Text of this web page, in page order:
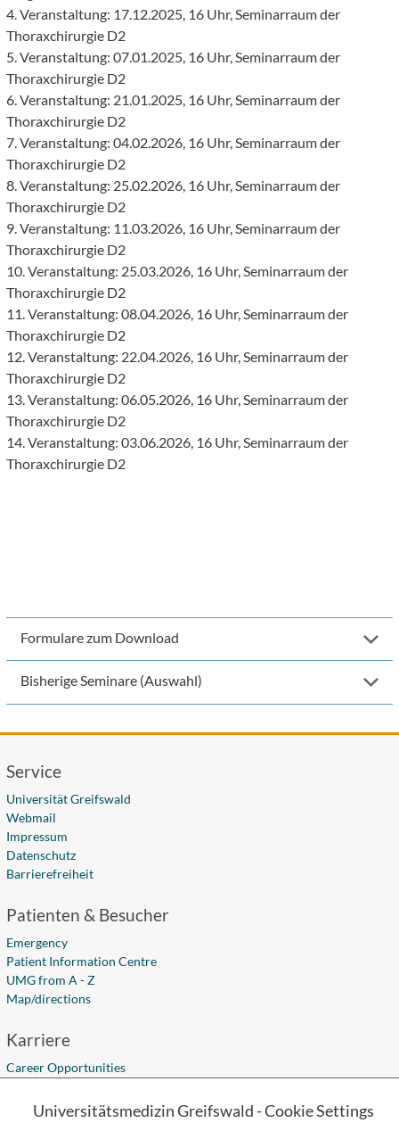
4. Veranstaltung: 17.12.2025, 16 Uhr, Seminarraum der
Thoraxchirurgie D2
5. Veranstaltung: 07.01.2025, 16 Uhr, Seminarraum der
Thoraxchirurgie D2
6. Veranstaltung: 21.01.2025, 16 Uhr, Seminarraum der
Thoraxchirurgie D2
7. Veranstaltung: 04.02.2026, 16 Uhr, Seminarraum der
Thoraxchirurgie D2
8. Veranstaltung: 25.02.2026, 16 Uhr, Seminarraum der
Thoraxchirurgie D2
9. Veranstaltung: 11.03.2026, 16 Uhr, Seminarraum der
Thoraxchirurgie D2
10. Veranstaltung: 25.03.2026, 16 Uhr, Seminarraum der
Thoraxchirurgie D2
11. Veranstaltung: 08.04.2026, 16 Uhr, Seminarraum der
Thoraxchirurgie D2
12. Veranstaltung: 22.04.2026, 16 Uhr, Seminarraum der
Thoraxchirurgie D2
13. Veranstaltung: 06.05.2026, 16 Uhr, Seminarraum der
Thoraxchirurgie D2
14. Veranstaltung: 03.06.2026, 16 Uhr, Seminarraum der
Thoraxchirurgie D2
Formulare zum Download
Bisherige Seminare (Auswahl)
Service
Universität Greifswald
Webmail
Impressum
Datenschutz
Barrierefreiheit
Patienten & Besucher
Emergency
Patient Information Centre
UMG from A - Z
Map/directions
Karriere
Career Opportunities
Academic Studies
Universitätsmedizin Greifswald - Cookie Settings